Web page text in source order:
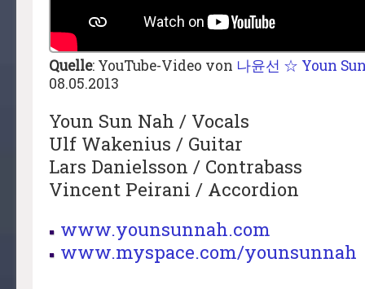
Quelle: YouTube-Video von 나윤선 ☆ Youn
08.05.2013
Youn Sun Nah / Vocals
Ulf Wakenius / Guitar
Lars Danielsson / Contrabass
Vincent Peirani / Accordion
www.younsunnah.com
www.myspace.com/younsunnah